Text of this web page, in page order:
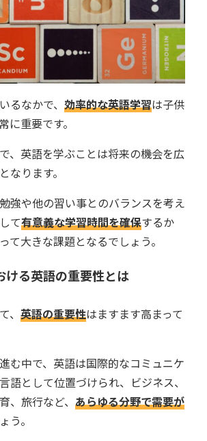
るなかで、 効率的な英語学習は子供
に重要です。
、英語を学ぶことは将来の機会を広
なります。
強や他の習い事とのバランスを考え
て有意義な学習時間を確保するか
て大きな課題となるでしょう。
ける英語の重要性とは
、 英語の重要性はますます高まって
む中で、英語は国際的なコミュニケ
語として位置づけられ、ビジネス、
、旅行など、 あらゆる分野で需要が
う。